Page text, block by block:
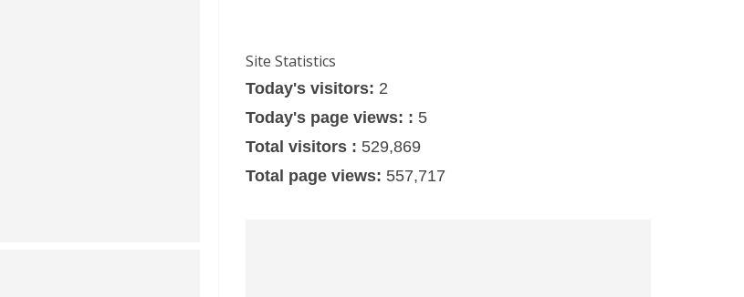
Site Statistics
Today's visitors: 2
Today's page views: : 5
Total visitors : 529,869
Total page views: 557,717